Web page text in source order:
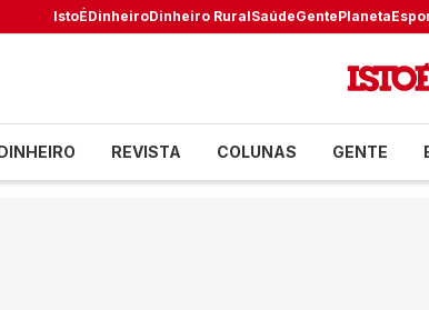
IstoÉDinheiroDinheiro RuralSaúdeGentePlaneta
REVISTA COLUNAS GENTE